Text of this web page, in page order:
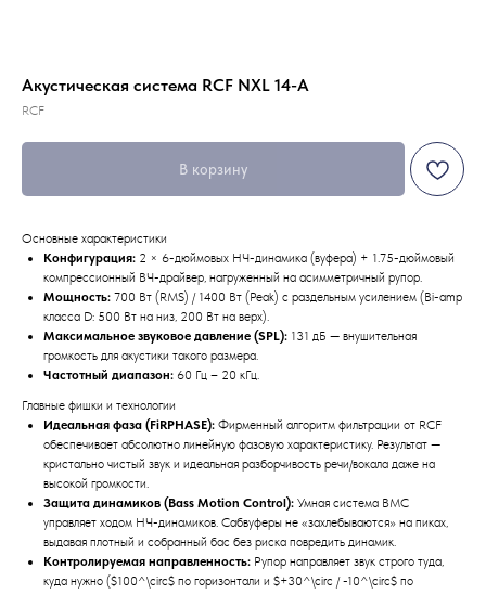
Акустическая система RCF NXL 14-A
RCF
В корзину
Основные характеристики
Конфигурация: 2 × 6-дюймовых НЧ-динамика (вуфера) + 1.75-дюймовый
компрессионный ВЧ-драйвер, нагруженный на асимметричный рупор.
Мощность: 700 Вт (RMS) / 1400 Вт (Peak) с раздельным усилением (Bi-amp
класса D: 500 Вт на низ, 200 Вт на верх).
Максимальное звуковое давление (SPL): 131 дБ — внушительная
громкость для акустики такого размера.
Частотный диапазон: 60 Гц – 20 кГц.
Главные фишки и технологии
Идеальная фаза (FiRPHASE): Фирменный алгоритм фильтрации от RCF
обеспечивает абсолютно линейную фазовую характеристику. Результат —
кристально чистый звук и идеальная разборчивость речи/вокала даже на
высокой громкости.
Защита динамиков (Bass Motion Control): Умная система BMC
управляет ходом НЧ-динамиков. Сабвуферы не «захлебываются» на пиках,
выдавая плотный и собранный бас без риска повредить динамик.
Контролируемая направленность: Рупор направляет звук строго туда,
куда нужно ($100^\circ$ по горизонтали и $+30^\circ / -10^\circ$ по